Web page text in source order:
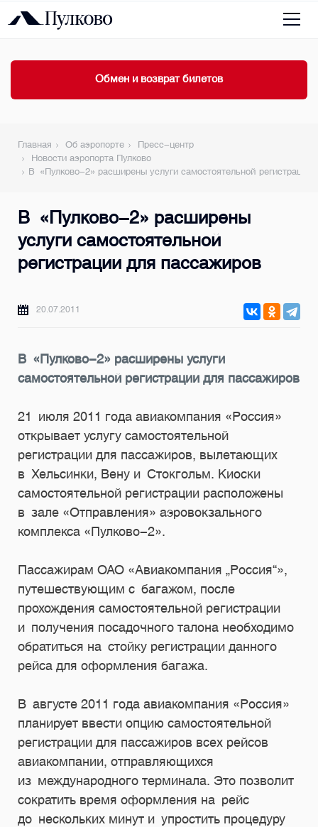
Обмен и возврат билетов
Главная Об аэропорте
Пресс-центр
Новости аэропорта Пулково
В «Пулково-2» расширены услуги самостоятельной регистрации
В «Пулково-2» расширены
услуги самостоятельной
регистрации для пассажиров
20.07.2011
В «Пулково-2» расширены услуги
самостоятельной регистрации для пассажиров
21 июля 2011 года авиакомпания «Россия»
открывает услугу самостоятельной
регистрации для пассажиров, вылетающих
в Хельсинки, Вену и Стокгольм. Киоски
самостоятельной регистрации расположены
в зале «Отправления» аэровокзального
комплекса «Пулково-2».
Пассажирам ОАО «Авиакомпания „Россия“»,
путешествующим с багажом, после
прохождения самостоятельной регистрации
и получения посадочного талона необходимо
обратиться на стойку регистрации данного
рейса для оформления багажа.
В августе 2011 года авиакомпания «Россия»
планирует ввести опцию самостоятельной
регистрации для пассажиров всех рейсов
авиакомпании, отправляющихся
из международного терминала. Это позволит
сократить время оформления на рейс
до нескольких минут и упростить процедуру